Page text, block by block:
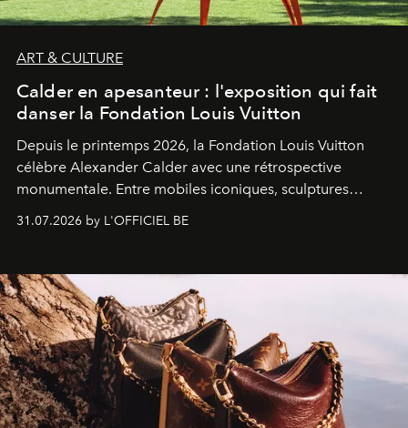
ART & CULTURE
Calder en apesanteur : l'exposition qui fait
danser la Fondation Louis Vuitton
Depuis le printemps 2026, la Fondation Louis Vuitton
célèbre Alexander Calder avec une rétrospective
monumentale. Entre mobiles iconiques, sculptures
monumentales et poésie du mouvement, l'artiste
américain investit les espaces imaginés par Frank Gehry
sculpture.
31.07.2026 by L'OFFICIEL BE